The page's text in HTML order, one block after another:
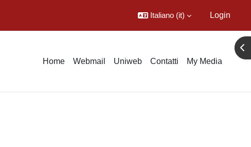
Italiano ‎(it)‎ Login
Home Webmail Uniweb Contatti My Media